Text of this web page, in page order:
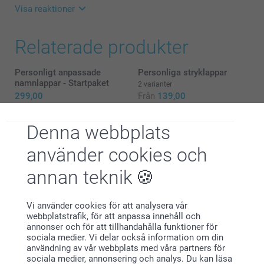
Denna webbplats
använder cookies och
annan teknik
Vi använder cookies för att analysera vår
webbplatstrafik, för att anpassa innehåll och
annonser och för att tillhandahålla funktioner för
sociala medier. Vi delar också information om din
användning av vår webbplats med våra partners för
sociala medier, annonsering och analys. Du kan läsa
Visa reaktioner
14:34
Stort tack för dina 5 stjärnor och omdöme av våra
set med personliga stryklappar.
och få användning av sina favoritbilder.
Tack för att du valt att beställa från oss.
Varma hälsningar
Zeinab @smartphoto
Relaterade produkter
Personligt anpassade
namnlappar - Startpaket
299,00
Personliga stryklappar
2 varianter
Från 139,00
Personlig namnstämpel
329,00
(4 omdömen)
Personligt anpassade
namnlappar - Set med
namnlappar till förskolan
319,00